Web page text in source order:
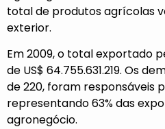
total de produtos agrícolas
exterior.
Em 2009, o total exportado
de US$ 64.755.631.219. Os
de 220, foram responsáveis
representando 63% das
agronegócio.